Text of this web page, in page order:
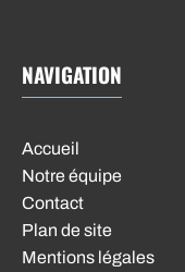
NAVIGATION
Accueil
Notre équipe
Contact
Plan de site
Mentions légales